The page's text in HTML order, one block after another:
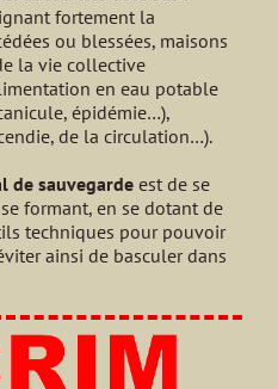
fortement la
ou blessées, maisons
la vie collective
en eau potable
épidémie…),
de la circulation…).
de sauvegardeest de se
formant, en se dotant de
techniques pour pouvoir
ainsi de basculer dans